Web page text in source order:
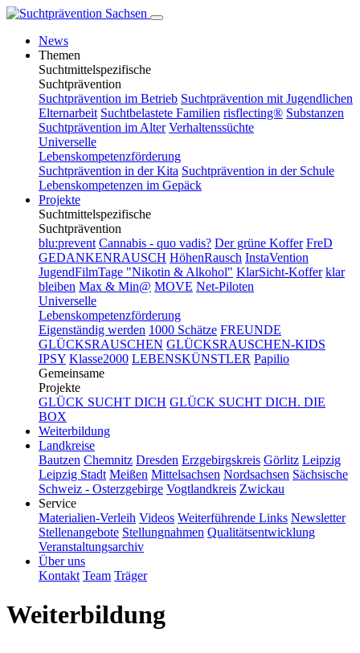
News
Themen
Suchtmittelspezifische
Suchtprävention
Suchtprävention im Betrieb Suchtprävention mit Jugendlichen
Elternarbeit Suchtbelastete Familien risflecting® Substanzen
Suchtprävention im Alter Verhaltenssüchte
Universelle
Lebenskompetenzförderung
Suchtprävention in der Kita Suchtprävention in der Schule
Lebenskompetenzen im Gepäck
Projekte
Suchtmittelspezifische
Suchtprävention
blu:prevent Cannabis - quo vadis? Der grüne Koffer FreD
GEDANKENRAUSCH HöhenRausch InstaVention
JugendFilmTage "Nikotin & Alkohol" KlarSicht-Koffer klar
bleiben Max & Min@ MOVE Net-Piloten
Universelle
Lebenskompetenzförderung
Eigenständig werden 1000 Schätze FREUNDE
GLÜCKSRAUSCHEN GLÜCKSRAUSCHEN-KIDS
IPSY Klasse2000 LEBENSKÜNSTLER Papilio
Gemeinsame
Projekte
GLÜCK SUCHT DICH GLÜCK SUCHT DICH. DIE
BOX
Weiterbildung
Landkreise
Bautzen Chemnitz Dresden Erzgebirgskreis Görlitz Leipzig
Leipzig Stadt Meißen Mittelsachsen Nordsachsen Sächsische
Schweiz - Osterzgebirge Vogtlandkreis Zwickau
Service
Materialien-Verleih Videos Weiterführende Links Newsletter
Stellenangebote Stellungnahmen Qualitätsentwicklung
Veranstaltungsarchiv
Über uns
Kontakt Team Träger
Weiterbildung